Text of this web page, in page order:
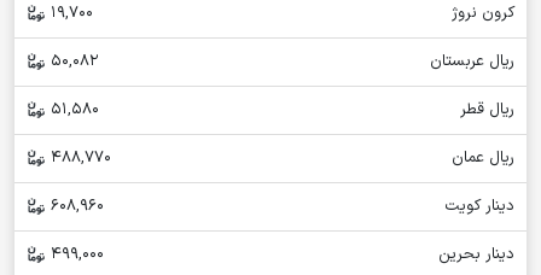
کرون نروژ
19,700
ریال عربستان
50,082
ریال قطر
51,580
ریال عمان
488,770
دینار کویت
608,960
دینار بحرین
499,000